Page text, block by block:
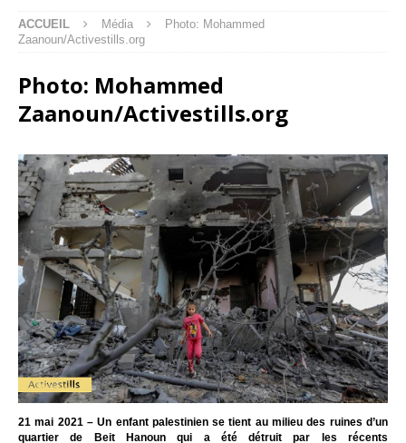
ACCUEIL Média
Photo: Mohammed
Zaanoun/Activestills.org
Photo: Mohammed
Zaanoun/Activestills.org
21 mai 2021 – Un enfant palestinien se tient au milieu des ruines d’un
quartier de Beit Hanoun qui a été détruit par les récents